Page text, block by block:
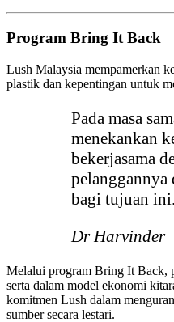
Program Bring It Back
Lush Malaysia mempamerkan
plastik dan kepentingan untuk
Pada masa
menekankan
bekerjasama
pelanggannya
bagi tujuan ini.
Dr Harvinder
Melalui program Bring It Back,
serta dalam model ekonomi
komitmen Lush dalam
sumber secara lestari.